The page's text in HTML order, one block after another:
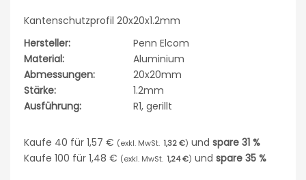
Kantenschutzprofil 20x20x1.2mm
Hersteller:
Penn Elcom
Material:
Aluminium
Abmessungen:
20x20mm
Stärke:
1.2mm
Ausführung:
R1, gerillt
Kaufe 40 für 1,57 € 1,32 € und spare 31 %
Kaufe 100 für 1,48 € 1,24 € und spare 35 %